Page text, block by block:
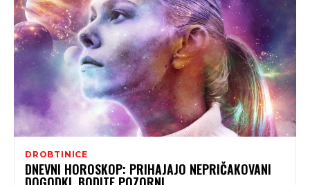
DROBTINICE
DNEVNI HOROSKOP: PRIHAJAJO NEPRIČAKOVANI